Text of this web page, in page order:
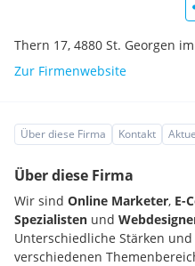
Thern 17, 4880 St. Georgen
Zur Firmenwebsite
Über diese Firma Kontakt
Über diese Firma
Wir sind Online Marketer, E-
Spezialisten und
Unterschiedliche Stärken
verschiedenen